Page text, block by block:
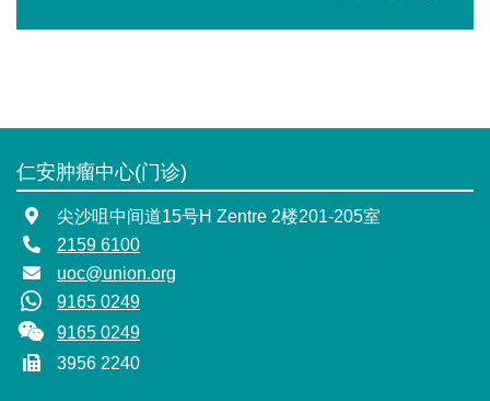
仁安肿瘤中心(门诊)
尖沙咀中间道15号H Zentre 2楼201-205室
2159 6100
uoc@union.org
9165 0249
9165 0249
3956 2240